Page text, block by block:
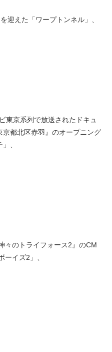
迎えた「ワープトンネル」、
東京系列で放送されたドキュ
都北区赤羽』のオープニング
、
々のトライフォース2』のCM
ーイズ2」、